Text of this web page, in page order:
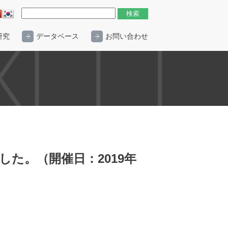
究 データベース お問い合わせ
た。（開催日：2019年